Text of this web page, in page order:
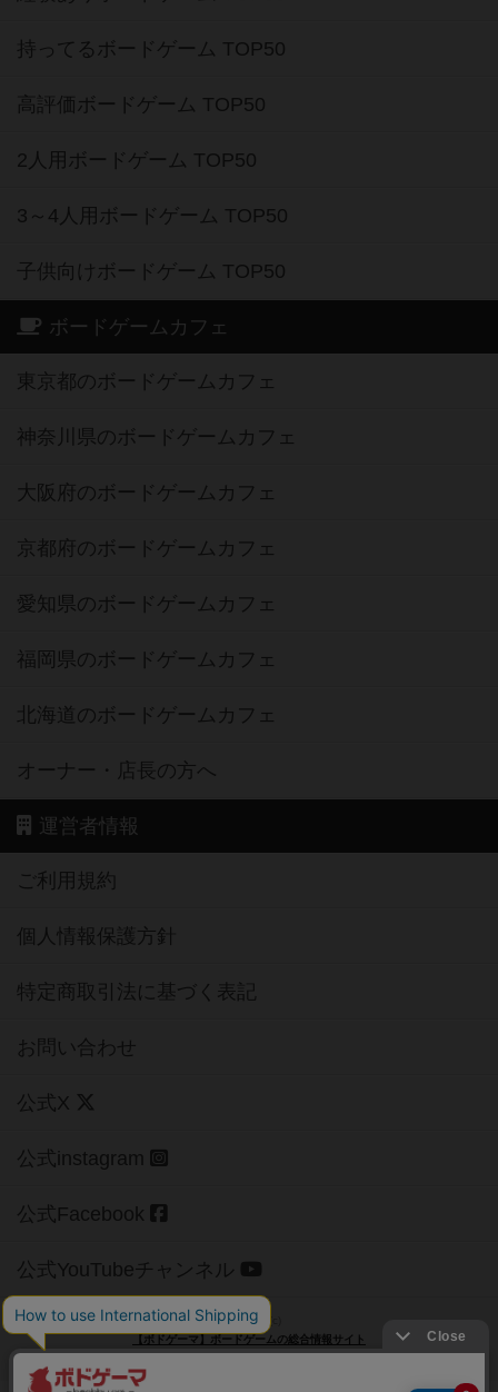
持ってるボードゲーム TOP50
高評価ボードゲーム TOP50
2人用ボードゲーム TOP50
3～4人用ボードゲーム TOP50
子供向けボードゲーム TOP50
ボードゲームカフェ
東京都のボードゲームカフェ
神奈川県のボードゲームカフェ
大阪府のボードゲームカフェ
京都府のボードゲームカフェ
愛知県のボードゲームカフェ
福岡県のボードゲームカフェ
北海道のボードゲームカフェ
オーナー・店長の方へ
運営者情報
ご利用規約
個人情報保護方針
特定商取引法に基づく表記
お問い合わせ
公式X
公式instagram
公式Facebook
公式YouTubeチャンネル
Copyright (c)
【ボドゲーマ】ボードゲームの総合情報サイト